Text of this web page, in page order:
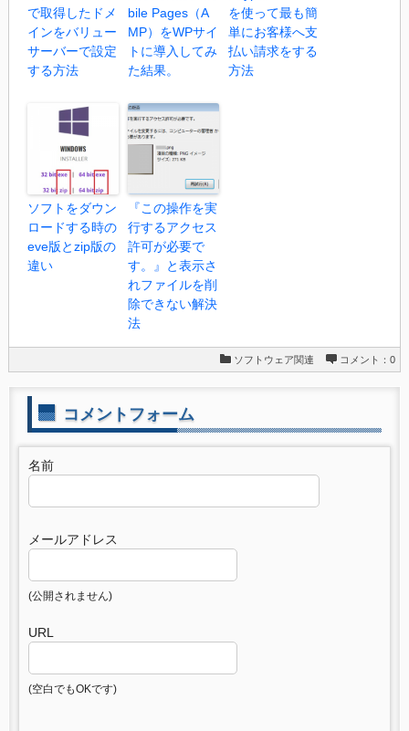
で取得したドメ
インをバリュー
サーバーで設定
する方法
bile Pages（A
MP）をWPサイ
トに導入してみ
た結果。
を使って最も簡
単にお客様へ支
払い請求をする
方法
ソフトをダウン
ロードする時の
eve版とzip版の
違い
『この操作を実
行するアクセス
許可が必要で
す。』と表示さ
れファイルを削
除できない解決
法
ソフトウェア関連 コメント：0
コメントフォーム
名前
メールアドレス
(公開されません)
URL
(空白でもOKです)